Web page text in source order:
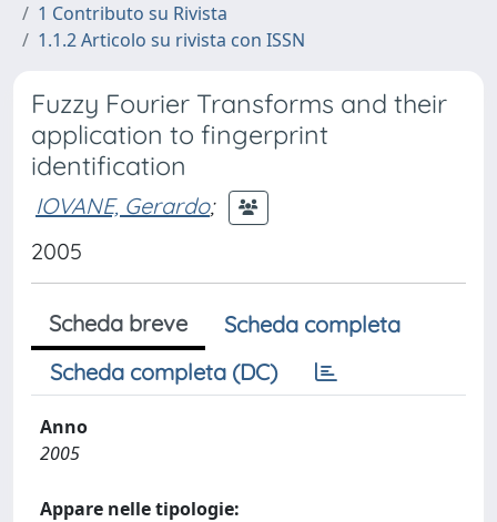
1 Contributo su Rivista
1.1.2 Articolo su rivista con ISSN
Fuzzy Fourier Transforms and their
application to fingerprint
identification
IOVANE, Gerardo;
2005
Scheda breve
Scheda completa
Scheda completa (DC)
Anno
2005
Appare nelle tipologie: